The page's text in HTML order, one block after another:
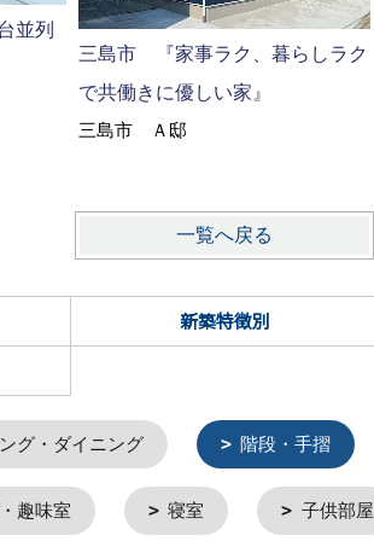
並列
三島市 『家事ラク、暮らしラク
で共働きに優しい家』
三島市 Ａ邸
一覧へ戻る
新築特徴別
グ・ダイニング 階段・手摺
趣味室 寝室 子供部屋